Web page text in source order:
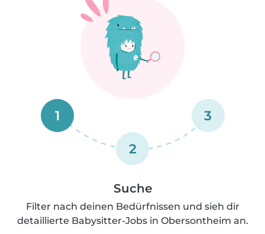
1
2
3
Suche
Filter nach deinen Bedürfnissen und sieh dir
detaillierte Babysitter-Jobs in Obersontheim an.